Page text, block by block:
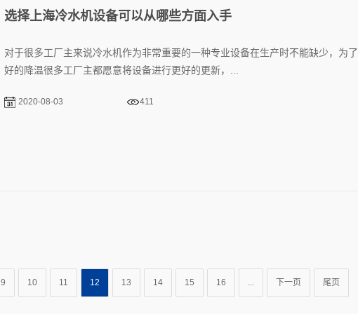
选择上海冷水机设备可以从哪些方面入手
对于很多工厂主来说冷水机作为非常重要的一种专业设备在生产时不能缺少，为
好的降温很多工厂主都愿意将设备进行更好的更新，...
2020-08-03 411
9 10 11 12 13 14 15 16 下一页 尾页